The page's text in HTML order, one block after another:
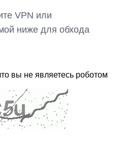
VPN или
ниже для обхода
вы не являетесь роботом